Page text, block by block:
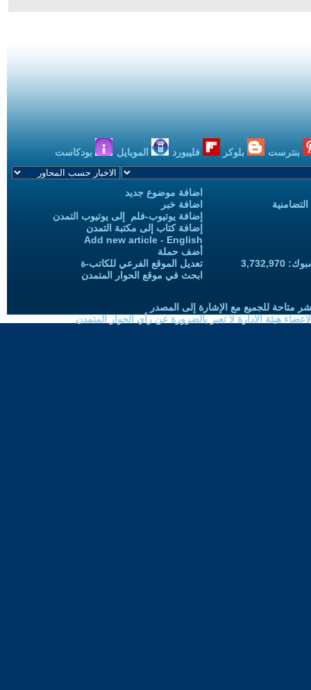
بنترست بلوكر فليبورد الموبايل بودكاست
اضافة موضوع جديد
اضافة خبر
إضافة يوتيوب-فلم إلى يوتيوب التمدن
إضافة كتاب إلى مكتبة التمدن
Add new article - English
أضف حملة
تعديل الموقع الفرعي للكاتب-ة
ابحث في موقع الحوار المتمدن
متاحة للجميع مع الإشارة إلى المصدر
هيئة الادارة لا تعبر بالضرورة عن رأي الحوار المتمدن